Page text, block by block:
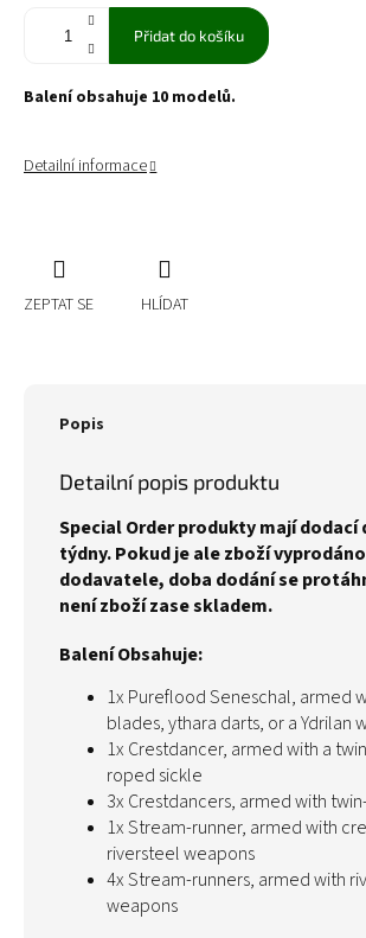
Přidat do košíku
Balení obsahuje 10 modelů.
Detailní informace
ZEPTAT SE HLÍDAT
Popis
Detailní popis produktu
Special Order produkty mají dodací
týdny. Pokud je ale zboží
dodavatele, doba dodání se
není zboží zase skladem.
Balení Obsahuje:
1x Pureflood Seneschal, armed
blades, ythara darts, or a Ydrilan
1x Crestdancer, armed with a
roped sickle
3x Crestdancers, armed with
1x Stream-runner, armed with
riversteel weapons
4x Stream-runners, armed with
weapons